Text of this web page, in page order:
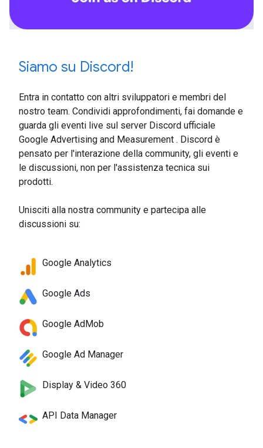
Siamo su Discord!
Entra in contatto con altri sviluppatori e membri del
nostro team. Condividi approfondimenti, fai domande e
guarda gli eventi live sul server Discord ufficiale
Google Advertising and Measurement . Discord è
pensato per l'interazione della community, gli eventi e
le discussioni, non per l'assistenza tecnica sui
prodotti.
Unisciti alla nostra community e partecipa alle
discussioni su:
Google Analytics
Google Ads
Google AdMob
Google Ad Manager
Display & Video 360
API Data Manager